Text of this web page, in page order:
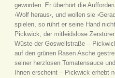
geworden. Er überhört die
›Wolf heraus‹, und wollen sie
spielen, so rührt er seine Hand
Pickwick, der mitleidslose
Wüste der Goswellstraße –
auf den grünen Rasen Asche
seiner herzlosen Tomatensauce
Ihnen erscheint – Pickwick erhebt